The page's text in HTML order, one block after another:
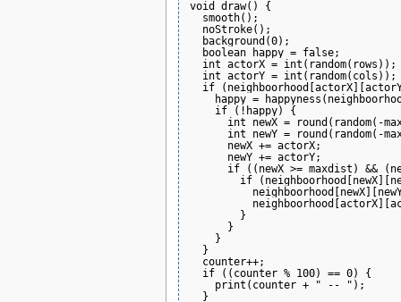
void draw() {
  smooth();
  noStroke();
  background(0);
  boolean happy = false;
  int actorX = int(random(rows));
  int actorY = int(random(cols));
if
happy =
    if (!happy) {
int newX = round(random(-
int newY = round(random(-
      newX += actorX;
      newY += actorY;
if ((newX >= maxdist) &&
if
        }
      }
    }
  }
  counter++;
  if ((counter % 100) == 0) {
    print(counter + " -- ");
  }